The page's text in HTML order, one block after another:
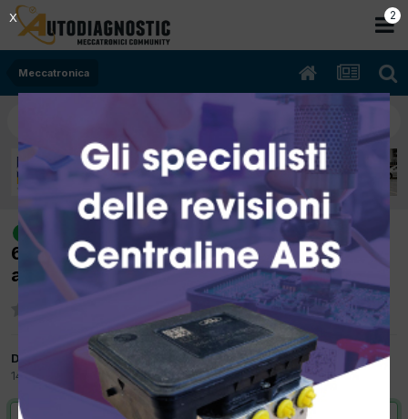
Meccatronica
risolto
[peugeot 206 06/2004 1360cc KFU
65Kw Benzina] Non si accendono
abbaglianti
Da elena
14 Febbraio 2012
inMeccatronica
2
X